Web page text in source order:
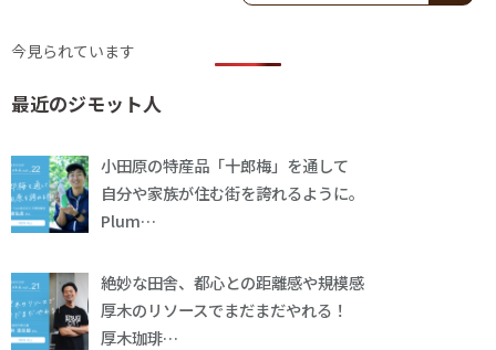
今見られています
最近のジモット人
小田原の特産品「十郎梅」を通して
自分や家族が住む街を誇れるように。
Plum…
絶妙な田舎、都心との距離感や規模感
厚木のリソースでまだまだやれる！
厚木珈琲…